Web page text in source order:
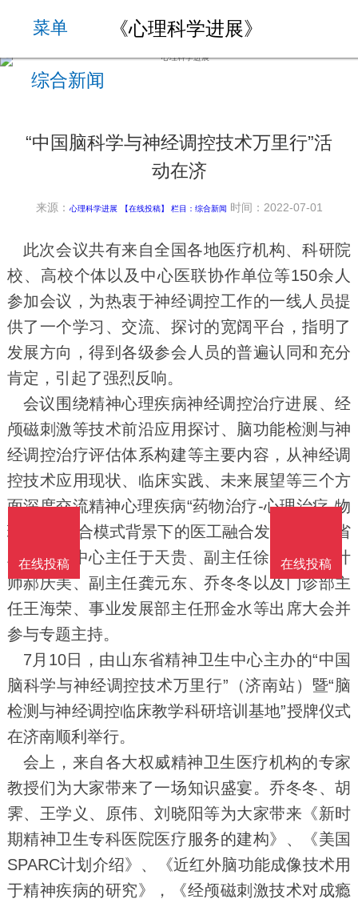
菜单 《心理科学进展》
综合新闻
“中国脑科学与神经调控技术万里行”活
动在济
来源： 心理科学进展 【在线投稿】 栏目： 综合新闻 时间：2022-07-01
此次会议共有来自全国各地医疗机构、科研院
校、高校个体以及中心医联协作单位等150余人
参加会议，为热衷于神经调控工作的一线人员提
供了一个学习、交流、探讨的宽阔平台，指明了
发展方向，得到各级参会人员的普遍认同和充分
肯定，引起了强烈反响。
会议围绕精神心理疾病神经调控治疗进展、经
颅磁刺激等技术前沿应用探讨、脑功能检测与神
经调控治疗评估体系构建等主要内容，从神经调
控技术应用现状、临床实践、未来展望等三个方
面深度交流精神心理疾病“药物治疗-心理治疗-物
理治疗”综合模式背景下的医工融合发展。山东省
精神卫生中心主任于天贵、副主任徐勇、总会计
师郝庆美、副主任龚元东、乔冬冬以及门诊部主
任王海荣、事业发展部主任邢金水等出席大会并
参与专题主持。
7月10日，由山东省精神卫生中心主办的“中国
脑科学与神经调控技术万里行”（济南站）暨“脑
检测与神经调控临床教学科研培训基地”授牌仪式
在济南顺利举行。
会上，来自各大权威精神卫生医疗机构的专家
教授们为大家带来了一场知识盛宴。乔冬冬、胡
霁、王学义、原伟、刘晓阳等为大家带来《新时
期精神卫生专科医院医疗服务的建构》、《美国
SPARC计划介绍》、《近红外脑功能成像技术用
于精神疾病的研究》，《经颅磁刺激技术对成瘾
在线投稿
在线投稿